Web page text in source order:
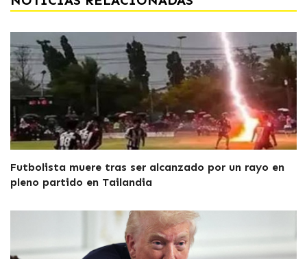
Futbolista muere tras ser alcanzado por un rayo en
pleno partido en Tailandia